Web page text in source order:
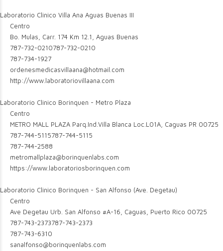
Laboratorio Clinico Villa Ana Aguas Buenas III
Centro
Bo. Mulas, Carr. 174 Km 12.1, Aguas Buenas
787-732-0210787-732-0210
787-734-1927
ordenesmedicasvillaana@hotmail.com
http://www.laboratoriovillaana.com
Laboratorio Clinico Borinquen - Metro Plaza
Centro
METRO MALL PLAZA Parq.Ind.Villa Blanca Loc.L01A, Caguas PR 00725
787-744-5115787-744-5115
787-744-2588
metromallplaza@borinquenlabs.com
https://www.laboratoriosborinquen.com
Laboratorio Clinico Borinquen - San Alfonso (Ave. Degetau)
Centro
Ave Degetau Urb. San Alfonso #A-16, Caguas, Puerto Rico 00725
787-743-2373787-743-2373
787-743-6310
sanalfonso@borinquenlabs.com